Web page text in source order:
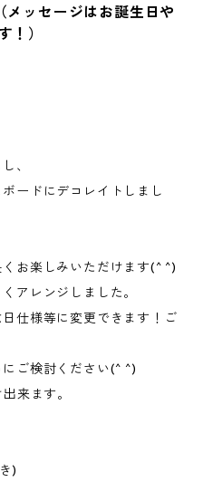
メッセージはお誕生日や
！）
、
ードにデコレイトしまし
お楽しみいただけます(^ ^)
アレンジしました。
仕様等に変更できます！ご
ご検討ください(^ ^)
来ます。
)